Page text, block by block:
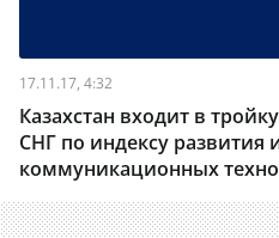
17.11.17, 4:32
Казахстан входит в
СНГ по индексу
коммуникационных